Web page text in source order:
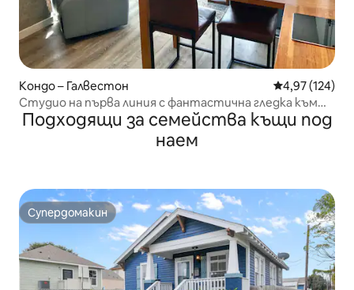
Кондо – Галвестон Средна
4,97 (124)
Студио на първа линия с фантастична гледка към
залива
Подходящи за семейства къщи под
наем
Супердомакин
Супердомакин